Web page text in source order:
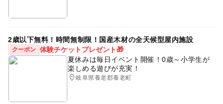
2歳以下無料！時間無制限！国産木材の全天候型屋内施設
クーポン 体験チケットプレゼント🎁
夏休みは毎日イベント開催！0歳～小学生が
楽しめる遊びが充実！
岐阜県養老郡養老町